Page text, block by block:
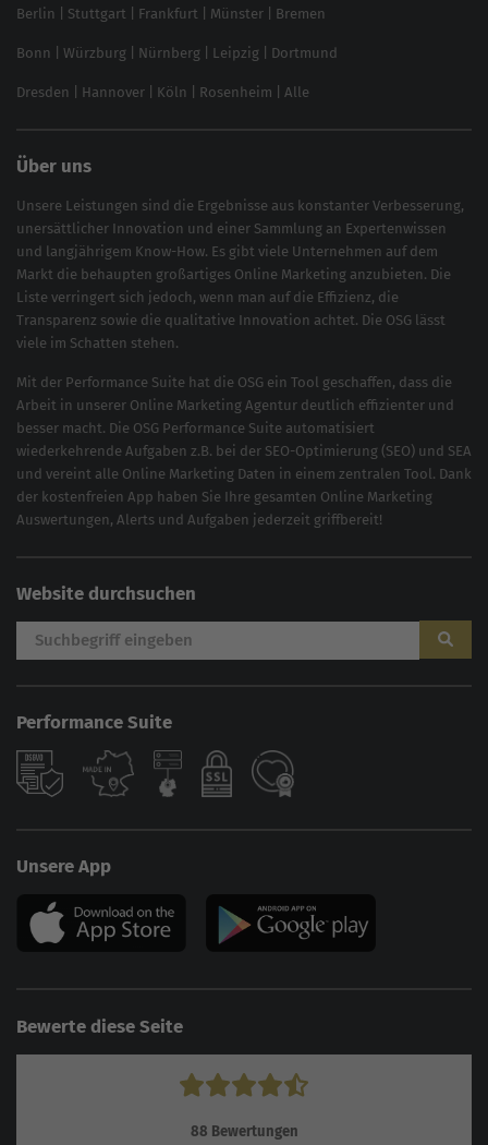
SEO für Online Shops
Brand Monitoring 2025
Berlin Stuttgart Frankfurt Münster Bremen
Bonn Würzburg Nürnberg Leipzig Dortmund
Dresden Hannover Köln Rosenheim Alle
Über uns
Unsere Leistungen sind die Ergebnisse aus konstanter Verbesserung,
unersättlicher Innovation und einer Sammlung an Expertenwissen
und langjährigem Know-How. Es gibt viele Unternehmen auf dem
Markt die behaupten großartiges Online Marketing anzubieten. Die
Liste verringert sich jedoch, wenn man auf die Effizienz, die
Transparenz sowie die qualitative Innovation achtet. Die OSG lässt
viele im Schatten stehen.
Mit der Performance Suite hat die OSG ein Tool geschaffen, dass die
Arbeit in unserer Online Marketing Agentur deutlich effizienter und
besser macht. Die OSG Performance Suite automatisiert
wiederkehrende Aufgaben z.B. bei der SEO-Optimierung (SEO) und SEA
und vereint alle Online Marketing Daten in einem zentralen Tool. Dank
der kostenfreien App haben Sie Ihre gesamten Online Marketing
Auswertungen, Alerts und Aufgaben jederzeit griffbereit!
Website durchsuchen
Performance Suite
Unsere App
Bewerte diese Seite
88 Bewertungen